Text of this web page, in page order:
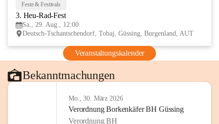
Feste & Festivals
3. Heu-Rad-Fest
Sa., 29. Aug., 12:00
Deutsch-Tschantschendorf, Tobaj, Güssing, Burgenland, AUT
Veranstaltungskalender
Bekanntmachungen
Mo., 30. März 2026
Verordnung Borkenkäfer BH Güssing
Verordnung BH